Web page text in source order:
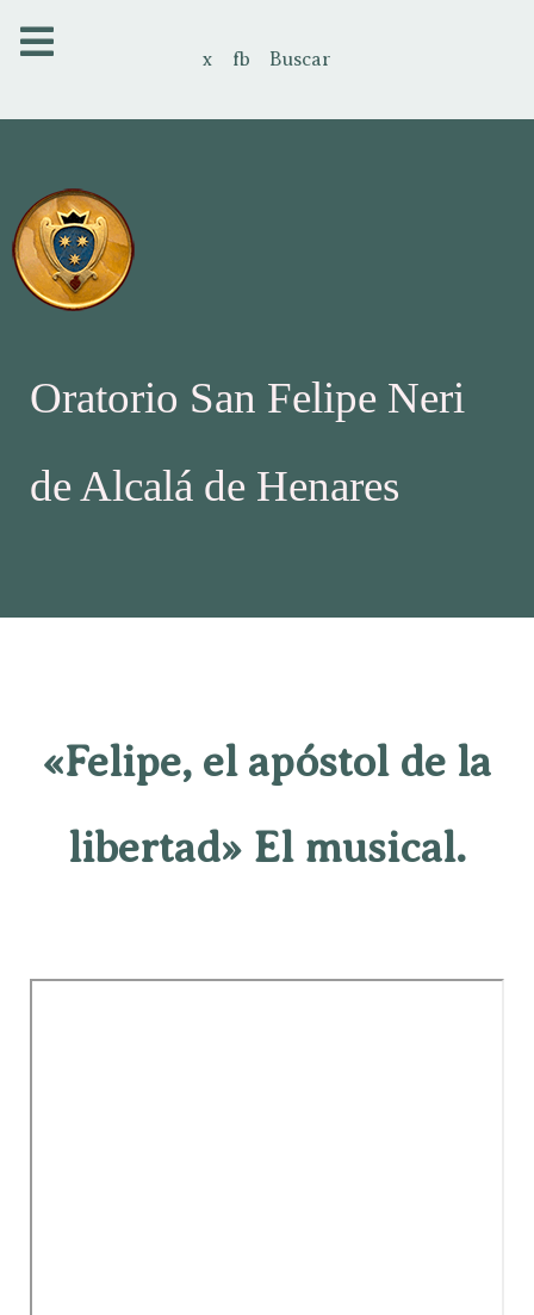
x fb Buscar
Oratorio San Felipe Neri
de Alcalá de Henares
«Felipe, el apóstol de la
libertad» El musical.